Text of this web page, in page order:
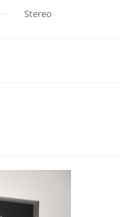
Stereo